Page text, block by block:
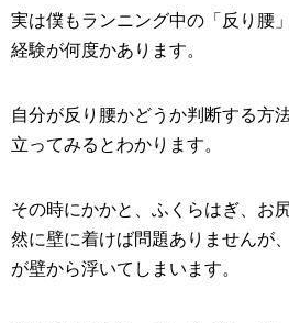
実は僕もランニング中の「反り腰
経験が何度かあります。
自分が反り腰かどうか判断する方
立ってみるとわかります。
その時にかかと、ふくらはぎ、お
然に壁に着けば問題ありませんが
が壁から浮いてしまいます。